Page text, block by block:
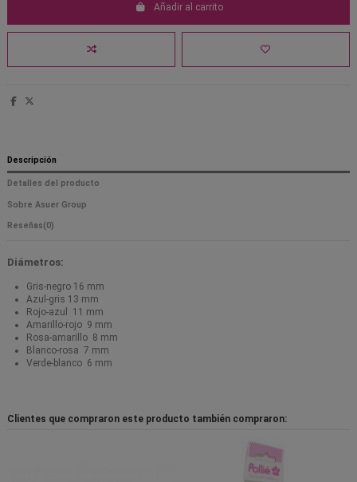
Añadir al carrito
Descripción
Detalles del producto
Sobre Asuer Group
Reseñas(0)
Diámetros:
Gris-negro 16 mm
Azul-gris 13 mm
Rojo-azul 11 mm
Amarillo-rojo 9 mm
Rosa-amarillo 8 mm
Blanco-rosa 7 mm
Verde-blanco 6 mm
Clientes que compraron este producto también compraron: